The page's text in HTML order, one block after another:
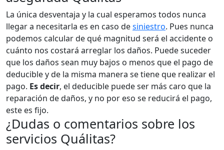
La única desventaja y la cual esperamos todos nunca
llegar a necesitarla es en caso desiniestro. Pues nunca
podemos calcular de qué magnitud será el accidente o
cuánto nos costará arreglar los daños. Puede suceder
que los daños sean muy bajos o menos que el pago de
deducible y de la misma manera se tiene que realizar el
pago. Es decir, el deducible puede ser más caro que la
reparación de daños, y no por eso se reducirá el pago,
este es fijo.
¿Dudas o comentarios sobre los
servicios Quálitas?